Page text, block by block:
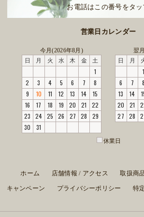
お電話はこの番号をタッ
営業日カレンダー
今月(2026年8月)
日
月 火 水 木 金 土
1
2
3 4 5 6 7
8
9
10 11 12 13 14
15
16
17 18 19 20 21
22
23
24 25 26 27 28
29
30
31
翌
日
月
1
6
7 8
13
14
20
21
27
28
休業日
ホーム 店舗情報 / アクセス 取扱商
キャンペーン プライバシーポリシー 特